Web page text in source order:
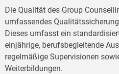
Die Qualität des Group
umfassendes
Dieses umfasst ein
einjährige, berufsbegleitende
regelmäßige Supervisionen
Weiterbildungen.